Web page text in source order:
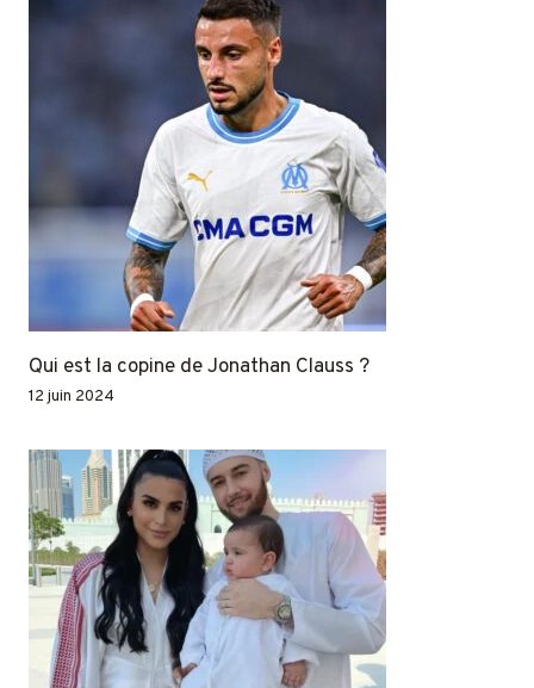
Qui est la copine de Jonathan Clauss ?
12 juin 2024